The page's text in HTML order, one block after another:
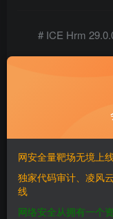
# ICE Hrm
# Exploit Title:
# Exploit
# Vendor
# Tested on:
#Description
ICE Hrm
#Steps to
1-Open 2
3-Paste this
网安全量靶场无境上
独家代码审计、凌风
线
网络安全从拥有一个